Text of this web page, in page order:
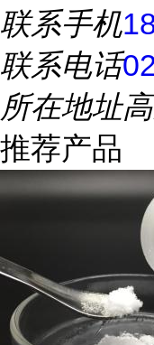
联系手机
联系电话
所在地址
推荐产品